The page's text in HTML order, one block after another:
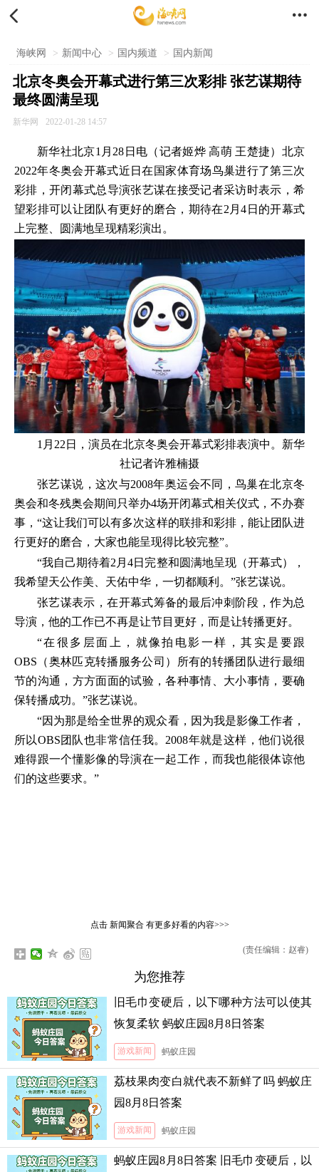
 
海峡网 > 新闻中心 > 国内频道 > 国内新闻
北京冬奥会开幕式进行第三次彩排 张艺谋期待
最终圆满呈现
新华网 2022-01-28 14:57
新华社北京1月28日电（记者姬烨 高萌 王楚捷）北京
2022年冬奥会开幕式近日在国家体育场鸟巢进行了第三次
彩排，开闭幕式总导演张艺谋在接受记者采访时表示，希
望彩排可以让团队有更好的磨合，期待在2月4日的开幕式
上完整、圆满地呈现精彩演出。
1月22日，演员在北京冬奥会开幕式彩排表演中。新华
社记者许雅楠摄
张艺谋说，这次与2008年奥运会不同，鸟巢在北京冬
奥会和冬残奥会期间只举办4场开闭幕式相关仪式，不办赛
事，“这让我们可以有多次这样的联排和彩排，能让团队进
行更好的磨合，大家也能呈现得比较完整”。
“我自己期待着2月4日完整和圆满地呈现（开幕式），
我希望天公作美、天佑中华，一切都顺利。”张艺谋说。
张艺谋表示，在开幕式筹备的最后冲刺阶段，作为总
导演，他的工作已不再是让节目更好，而是让转播更好。
“在很多层面上，就像拍电影一样，其实是要跟
OBS（奥林匹克转播服务公司）所有的转播团队进行最细
节的沟通，方方面面的试验，各种事情、大小事情，要确
保转播成功。”张艺谋说。
“因为那是给全世界的观众看，因为我是影像工作者，
所以OBS团队也非常信任我。2008年就是这样，他们说很
难得跟一个懂影像的导演在一起工作，而我也能很体谅他
们的这些要求。”
点击 新闻聚合有更多好看的内容>>>
(责任编辑：赵睿)
为您推荐
旧毛巾变硬后，以下哪种方法可以使其
恢复柔软 蚂蚁庄园8月8日答案
游戏新闻 蚂蚁庄园
荔枝果肉变白就代表不新鲜了吗 蚂蚁庄
园8月8日答案
游戏新闻 蚂蚁庄园
蚂蚁庄园8月8日答案 旧毛巾变硬后，以